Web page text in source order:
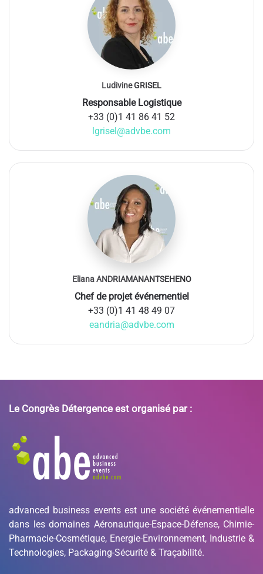
Ludivine GRISEL
Responsable Logistique
+33 (0)1 41 86 41 52
lgrisel@advbe.com
Eliana ANDRIAMANANTSEHENO
Chef de projet événementiel
+33 (0)1 41 48 49 07
eandria@advbe.com
Le Congrès Détergence est organisé par :
advanced business events est une société événementielle
dans les domaines Aéronautique-Espace-Défense, Chimie-
Pharmacie-Cosmétique, Energie-Environnement, Industrie &
Technologies, Packaging-Sécurité & Traçabilité.